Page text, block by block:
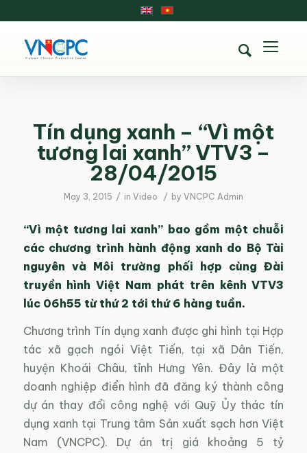
Tín dụng xanh – “Vì một
tương lai xanh” VTV3 –
28/04/2015
May 3, 2015 / in Video / by VNCPC Admin
“Vì một tương lai xanh” bao gồm một chuỗi
các chương trình hành động xanh do Bộ Tài
nguyên và Môi trường phối hợp cùng Đài
truyền hình Việt Nam phát trên kênh VTV3
lúc 06h55 từ thứ 2 tới thứ 6 hàng tuần.
Chương trình Tín dụng xanh được ghi hình tại Hợp
tác xã gạch ngói Việt Tiến, tại xã Dân Tiến,
huyện Khoái Châu, tỉnh Hưng Yên. Đây là một
doanh nghiệp điển hình đã đăng ký thành công
dự án thay đổi công nghệ với Quỹ Ủy thác tín
dụng xanh tại Trung tâm Sản xuất sạch hơn Việt
Nam (VNCPC). Dự án trị giá khoảng 5 tỷ